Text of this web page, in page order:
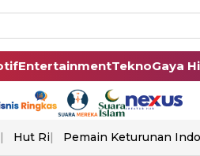
EntertainmentTeknoGaya
Hut Ri Pemain Keturunan